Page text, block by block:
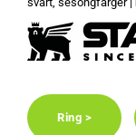
Ring >